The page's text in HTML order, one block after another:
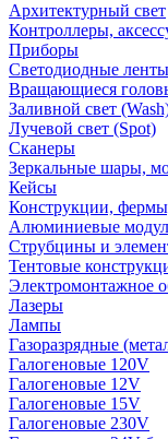
Архитектурный свет
Контроллеры,
Приборы
Светодиодные ленты
Вращающиеся
Заливной свет
Лучевой свет (Spot)
Сканеры
Зеркальные шары,
Кейсы
Конструкции,
Алюминиевые
Струбцины и
Тентовые
Электромонтажное
Лазеры
Лампы
Газоразрядные
Галогеновые 120V
Галогеновые 12V
Галогеновые 15V
Галогеновые 230V